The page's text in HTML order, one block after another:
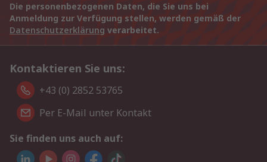
Die personenbezogenen Daten, die Sie uns bei
Anmeldung zur Verfügung stellen, werden gemäß der
Datenschutzerklärung verarbeitet.
Kontaktieren Sie uns:
+43 (0) 2852 53765
Per E-Mail unter Kontakt
Sie finden uns auch auf: